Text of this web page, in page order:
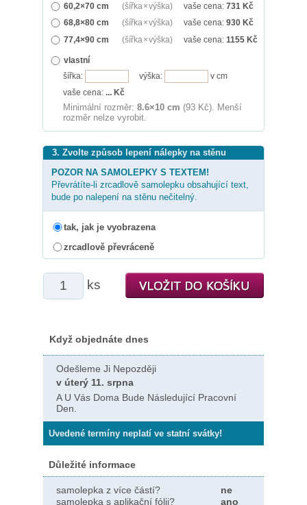
60,2×70 cm
(šířka × výška) vaše cena: 731 Kč
68,8×80 cm
(šířka × výška) vaše cena: 930 Kč
77,4×90 cm
(šířka × výška) vaše cena: 1155 Kč
vlastní
šířka:
výška:
v cm
vaše cena:
Kč
Minimální rozměr: 8.6×10 cm (93 Kč). Menší
rozměr nelze vyrobit.
3. Zvolte způsob lepení nálepky na stěnu
POZOR NA SAMOLEPKY S TEXTEM!
Převrátíte-li zrcadlově samolepku obsahující text,
bude po nalepení na stěnu nečitelný.
tak, jak je vyobrazena
zrcadlově převráceně
ks
Když objednáte dnes
Odešleme Ji Nepozději
v úterý 11. srpna
A U Vás Doma Bude Následující Pracovní
Den.
Uvedené termíny neplatí ve statní svátky!
Důležité informace
samolepka z více částí?
ne
samolepka s aplikační fólii?
ano